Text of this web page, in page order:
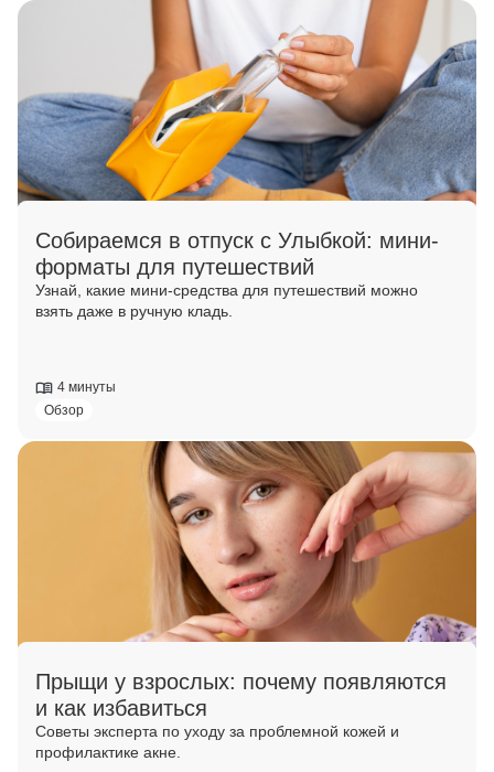
Собираемся в отпуск с Улыбкой: мини-
форматы для путешествий
Узнай, какие мини-средства для путешествий можно
взять даже в ручную кладь.
4 минуты
Обзор
Прыщи у взрослых: почему появляются
и как избавиться
Советы эксперта по уходу за проблемной кожей и
профилактике акне.